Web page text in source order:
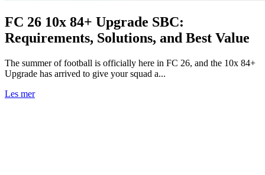
FC 26 10x 84+ Upgrade SBC:
Requirements, Solutions, and Best Value
The summer of football is officially here in FC 26, and the 10x 84+
Upgrade has arrived to give your squad a...
Les mer